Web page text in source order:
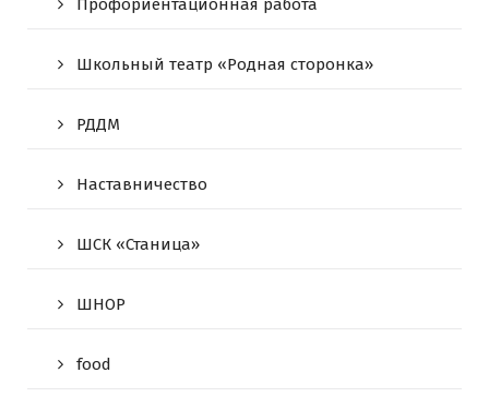
Профориентационная работа
Школьный театр «Родная сторонка»
РДДМ
Наставничество
ШСК «Станица»
ШНОР
food